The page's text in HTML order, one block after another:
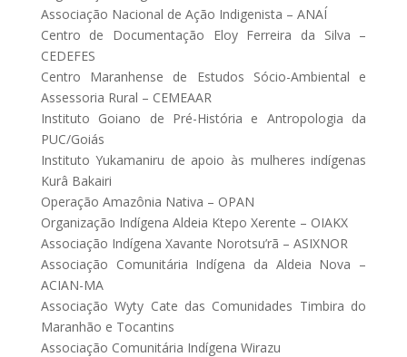
Associação Nacional de Ação Indigenista – ANAÍ
Centro de Documentação Eloy Ferreira da Silva –
CEDEFES
Centro Maranhense de Estudos Sócio-Ambiental e
Assessoria Rural – CEMEAAR
Instituto Goiano de Pré-História e Antropologia da
PUC/Goiás
Instituto Yukamaniru de apoio às mulheres indígenas
Kurâ Bakairi
Operação Amazônia Nativa – OPAN
Organização Indígena Aldeia Ktepo Xerente – OIAKX
Associação Indígena Xavante Norotsu’rã – ASIXNOR
Associação Comunitária Indígena da Aldeia Nova –
ACIAN-MA
Associação Wyty Cate das Comunidades Timbira do
Maranhão e Tocantins
Associação Comunitária Indígena Wirazu